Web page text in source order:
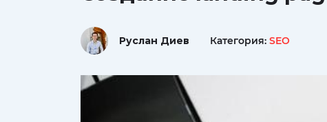
Руслан Диев Категория: SEO